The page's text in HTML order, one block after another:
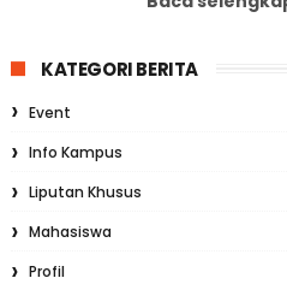
KATEGORI BERITA
Event
Info Kampus
Liputan Khusus
Mahasiswa
Profil